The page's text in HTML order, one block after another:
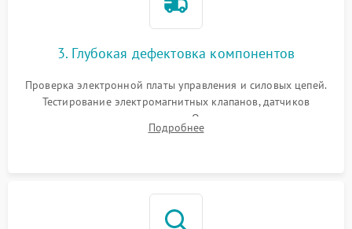
3. Глубокая дефектовка компонентов
Проверка электронной платы управления и силовых цепей.
Тестирование электромагнитных клапанов, датчиков
температуры и расходомера. Оценка степени износа
жерновов кофемолки, уплотнительных колец гидросистемы
Подробнее